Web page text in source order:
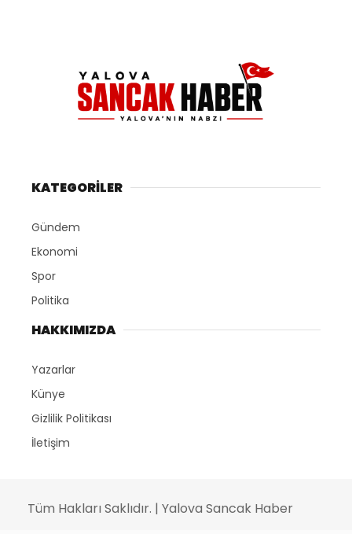
KATEGORİLER
Gündem
Ekonomi
Spor
Politika
HAKKIMIZDA
Yazarlar
Künye
Gizlilik Politikası
İletişim
Tüm Hakları Saklıdır. | Yalova Sancak Haber